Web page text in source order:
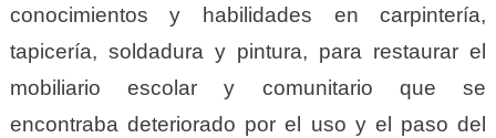
conocimientos y habilidades en carpintería,
tapicería, soldadura y pintura, para restaurar el
mobiliario escolar y comunitario que se
encontraba deteriorado por el uso y el paso del